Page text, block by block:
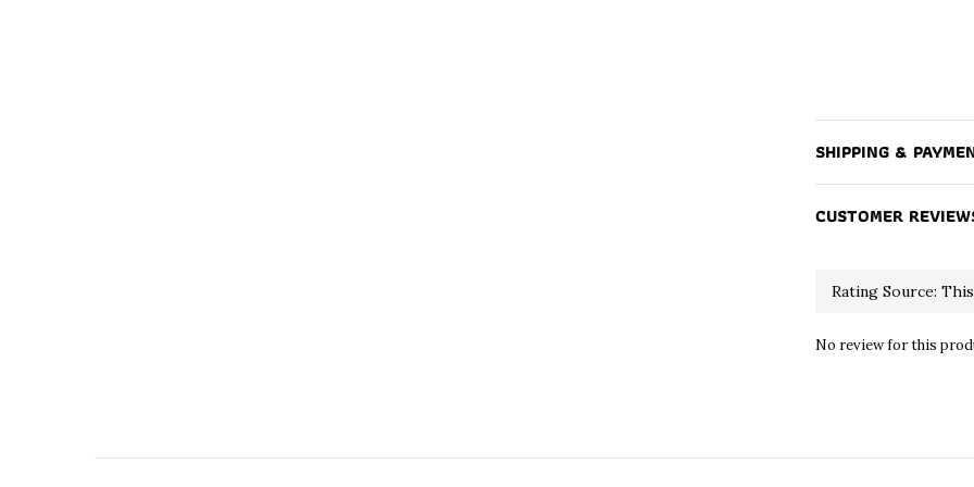
SHIPPING &
CUSTOMER
No review for this